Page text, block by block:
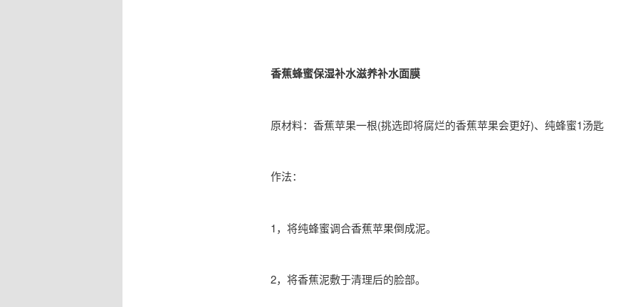
香蕉蜂蜜保湿补水滋养补水面膜
原材料：香蕉苹果一根(挑选即将腐烂的香蕉苹果会更好)、纯蜂蜜1汤匙
作法：
1，将纯蜂蜜调合香蕉苹果倒成泥。
2，将香蕉泥敷于清理后的脸部。